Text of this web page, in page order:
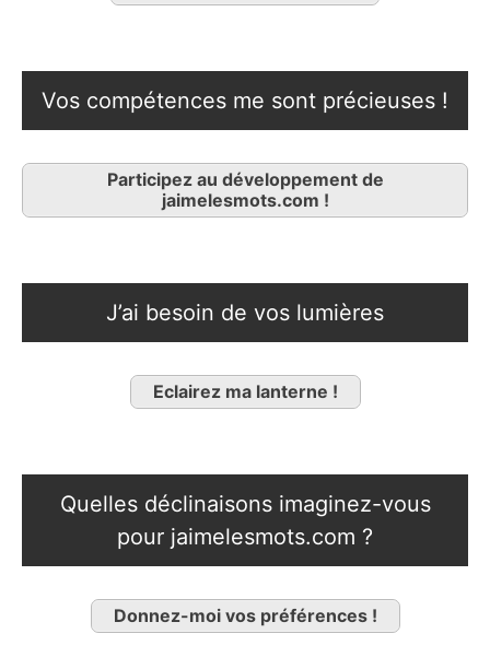
Vos compétences me sont précieuses !
Participez au développement de
jaimelesmots.com !
J’ai besoin de vos lumières
Eclairez ma lanterne !
Quelles déclinaisons imaginez-vous
pour jaimelesmots.com ?
Donnez-moi vos préférences !